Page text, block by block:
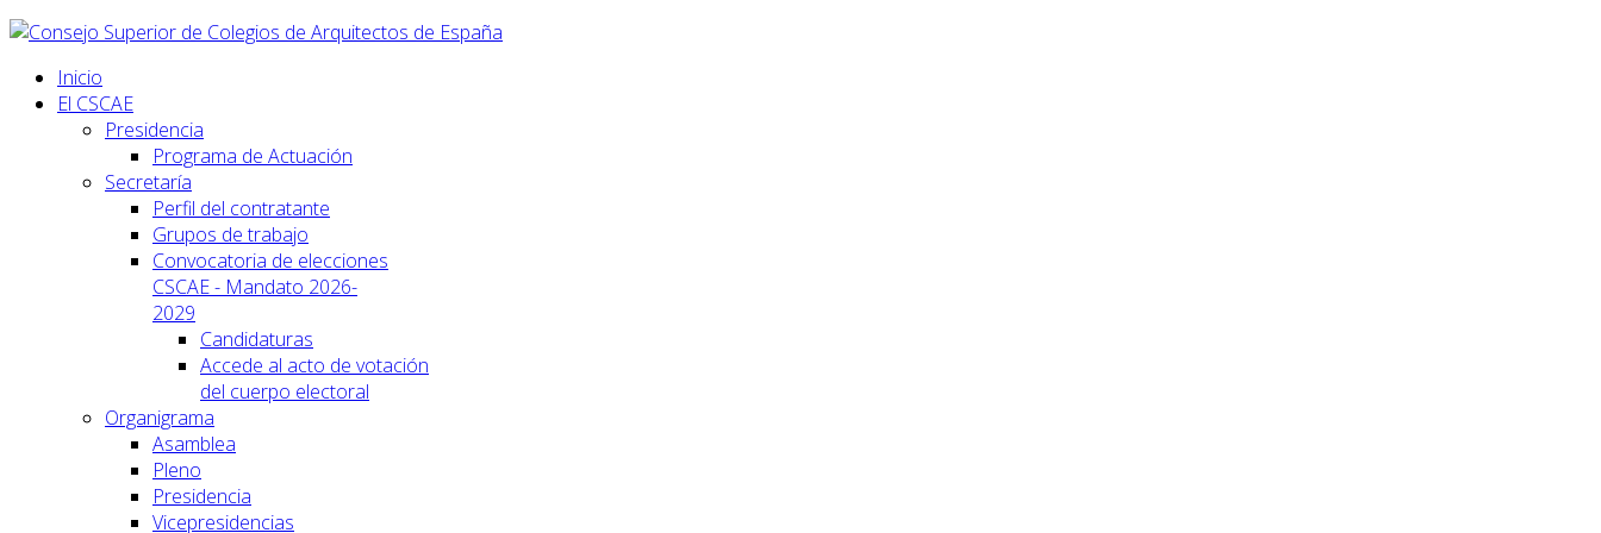
Inicio
El CSCAE
Presidencia
Programa de Actuación
Secretaría
Perfil del contratante
Grupos de trabajo
Convocatoria de elecciones
CSCAE - Mandato 2026-
2029
Candidaturas
Accede al acto de votación
del cuerpo electoral
Organigrama
Asamblea
Pleno
Presidencia
Vicepresidencias